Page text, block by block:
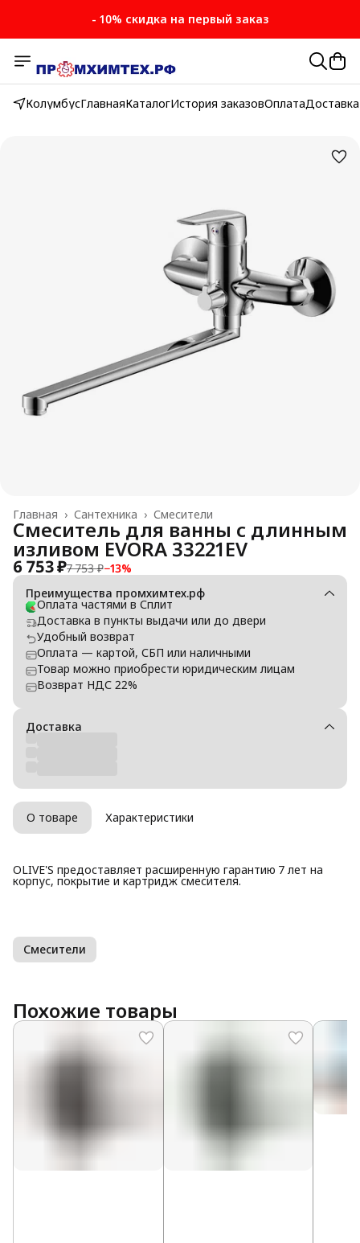
- 10% скидка на первый заказ
КолумбусГлавнаяКаталогИстория заказовОплатаДоставка
Смесители
Сантехника ›
Главная ›
Смеситель для ванны с длинным
изливом EVORA 33221EV
6 753 ₽7 753 ₽−13%
Преимущества промхимтех.рф
Оплата частями в Сплит
Доставка в пункты выдачи или до двери
Удобный возврат
Оплата — картой, СБП или наличными
Товар можно приобрести юридическим лицам
Возврат НДС 22%
Доставка
О товаре Характеристики
OLIVE'S предоставляет расширенную гарантию 7 лет на
корпус, покрытие и картридж смесителя.
Смесители
Похожие товары